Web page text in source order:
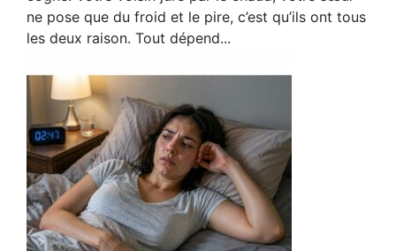
ne pose que du froid et le pire, c’est qu’ils ont tous
les deux raison. Tout dépend...